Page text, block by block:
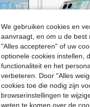
We gebruiken cookies en
aanvraagt, en om u de best
"Alles accepteren" of uw
optionele cookies instellen,
functionaliteit en het
verbeteren. Door "Alles
cookies toe die nodig zijn
browserinstellingen te
weten te komen over de